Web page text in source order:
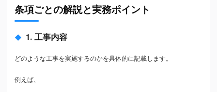
条項ごとの解説と実務ポイント
1. 工事内容
どのような工事を実施するのかを具体的に記載します。
例えば、